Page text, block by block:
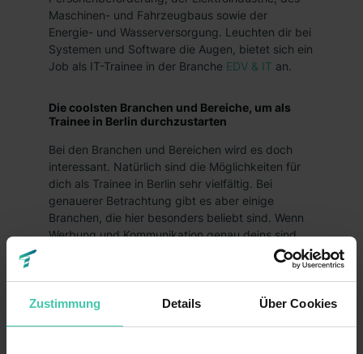
Zustimmung Details Über Cookies
Maschinen- und Fahrzeugbaus sowie der
Energie- und Wasserversorgung. Leuchten dir bei
Systemen und Software die Augen, bietet sich ein
Job als IT-Trainee in der Branche EDV & IT an.
Die coolsten Branchen und Bereiche, um als
Trainee in Berlin durchzustarten
Bei den Branchen und Bereichen wird es doch
interessant. Natürlich sind die Möglichkeiten für
dich als Trainee in Berlin sehr vielfältig. Bei
genauerer Betrachtung gibt es aber einige
Branchen, die hier besonders beliebt sind. Wenn
Werbung und Kommunikation genau deins sind,
Stellenangeboten fürMarketing und PR.